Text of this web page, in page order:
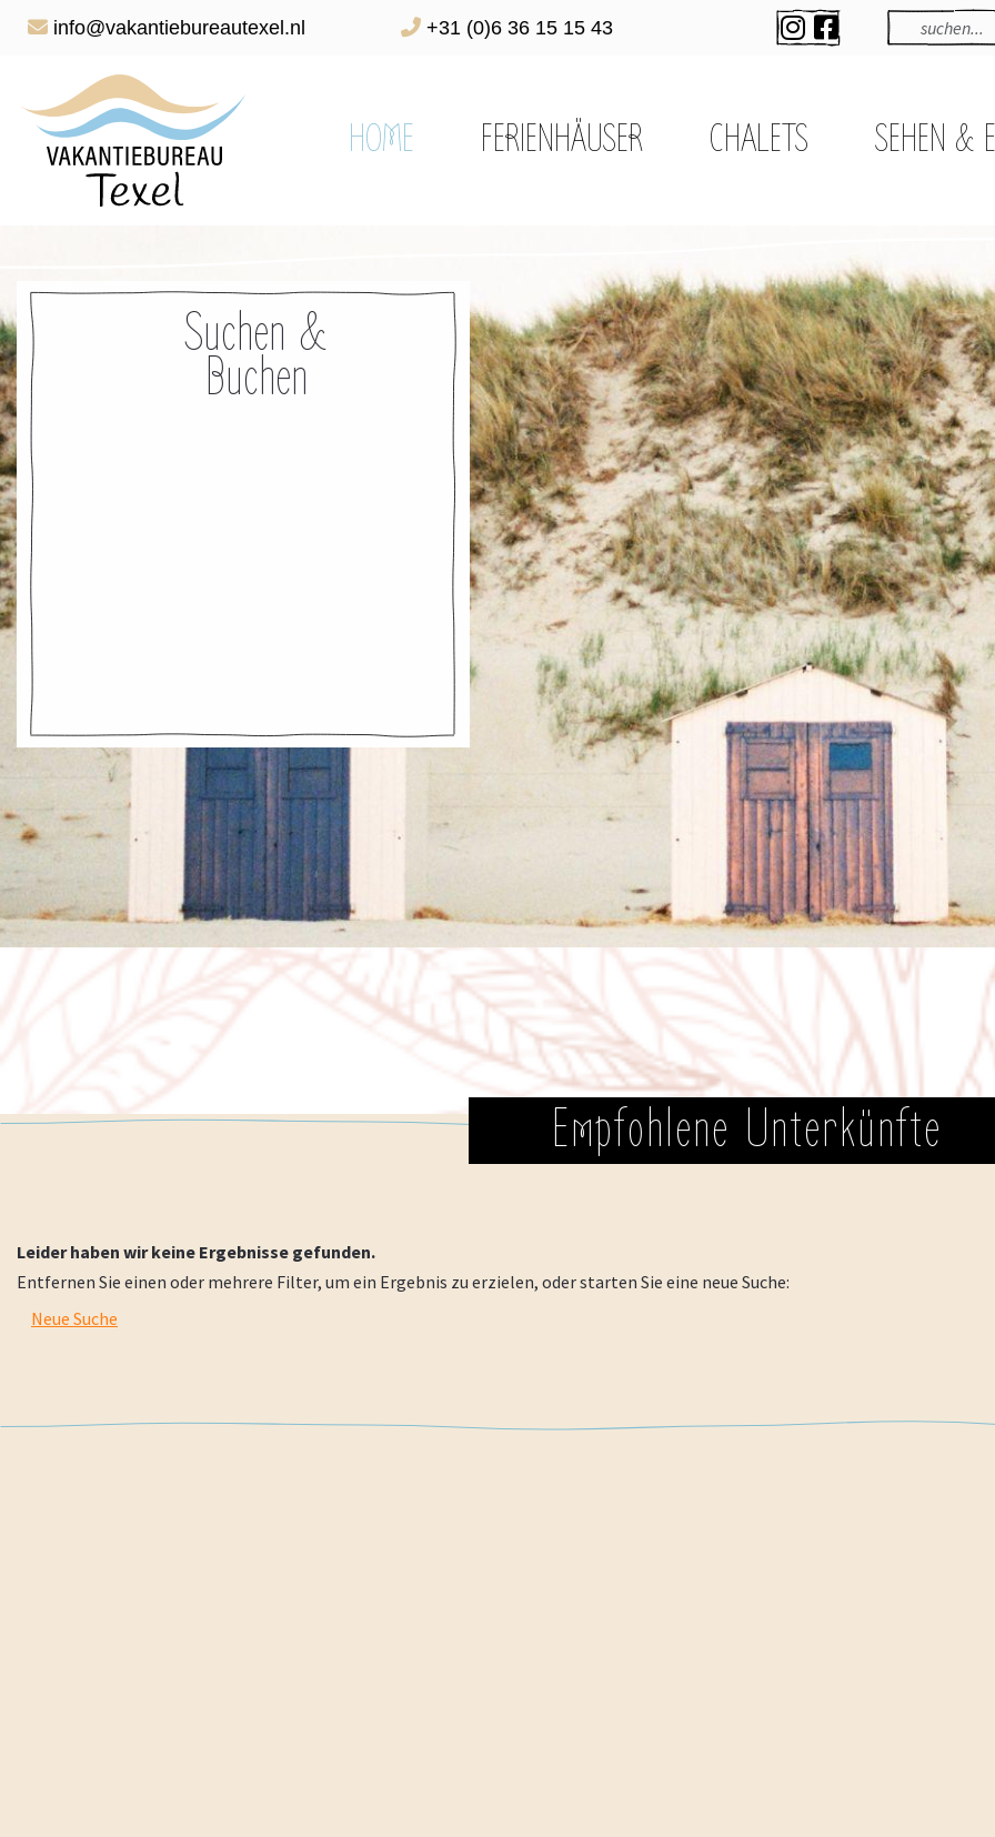
info@vakantiebureautexel.nl +31 (0)6 36 15 15 43
HOME FERIENHÄUSER CHALETS SEHEN &
Suchen &
Buchen
Empfohlene Unterkünfte
Leider haben wir keine Ergebnisse gefunden.
Entfernen Sie einen oder mehrere Filter, um ein Ergebnis zu erzielen, oder starten Sie eine neue Suche:
Neue Suche